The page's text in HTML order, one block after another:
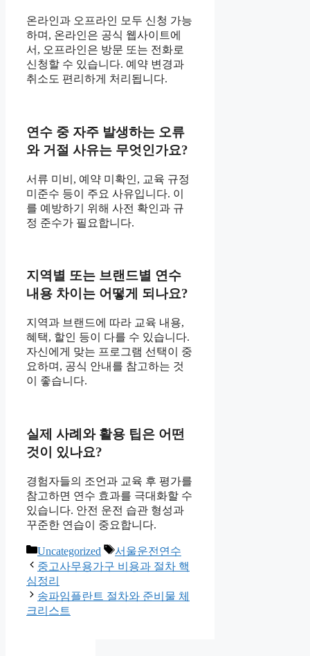
온라인과 오프라인 모두 신청 가능
하며, 온라인은 공식 웹사이트에
서, 오프라인은 방문 또는 전화로
신청할 수 있습니다. 예약 변경과
취소도 편리하게 처리됩니다.
연수 중 자주 발생하는 오류
와 거절 사유는 무엇인가요?
서류 미비, 예약 미확인, 교육 규정
미준수 등이 주요 사유입니다. 이
를 예방하기 위해 사전 확인과 규
정 준수가 필요합니다.
지역별 또는 브랜드별 연수
내용 차이는 어떻게 되나요?
지역과 브랜드에 따라 교육 내용,
혜택, 할인 등이 다를 수 있습니다.
자신에게 맞는 프로그램 선택이 중
요하며, 공식 안내를 참고하는 것
이 좋습니다.
실제 사례와 활용 팁은 어떤
것이 있나요?
경험자들의 조언과 교육 후 평가를
참고하면 연수 효과를 극대화할 수
있습니다. 안전 운전 습관 형성과
꾸준한 연습이 중요합니다.
카
테
고
리
Uncategorized
태
그
서울운전연수
중고사무용가구 비용과 절차 핵
심정리
송파임플란트 절차와 준비물 체
크리스트